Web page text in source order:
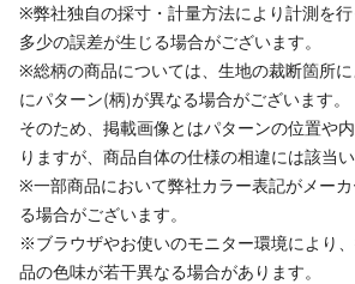
※弊社独自の採寸・計量方法により計測を行
多少の誤差が生じる場合がございます。
※総柄の商品については、生地の裁断箇所
にパターン(柄)が異なる場合がございます。
そのため、掲載画像とはパターンの位置や
りますが、商品自体の仕様の相違には該当い
※一部商品において弊社カラー表記がメー
る場合がございます。
※ブラウザやお使いのモニター環境により
品の色味が若干異なる場合があります。